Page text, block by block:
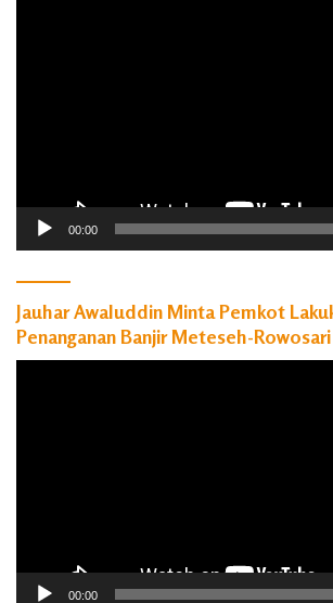
00:00
Jauhar Awaluddin Minta Pemkot
Penanganan Banjir Meteseh-Rowosari
00:00